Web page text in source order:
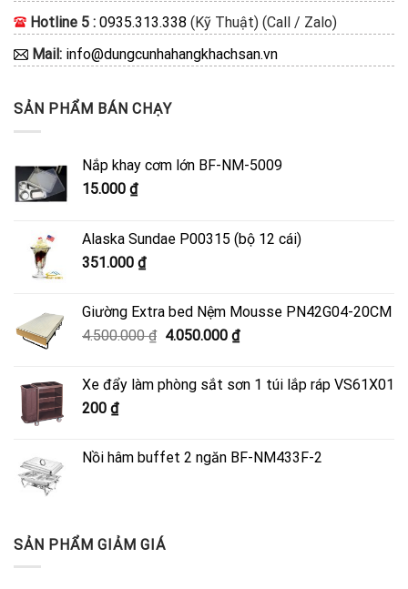
Hotline 5 : 0935.313.338 (Kỹ Thuật) (Call / Zalo)
Mail: info@dungcunhahangkhachsan.vn
SẢN PHẨM BÁN CHẠY
Nắp khay cơm lớn BF-NM-5009
15.000 ₫
Alaska Sundae P00315 (bộ 12 cái)
351.000 ₫
Giường Extra bed Nệm Mousse PN42G04-20CM
4.500.000₫ Giá
4.500.000 ₫.
4.050.000 ₫Giá
là:
Xe đẩy làm phòng sắt sơn 1 túi lắp ráp VS61X01
200 ₫
Nồi hâm buffet 2 ngăn BF-NM433F-2
SẢN PHẨM GIẢM GIÁ